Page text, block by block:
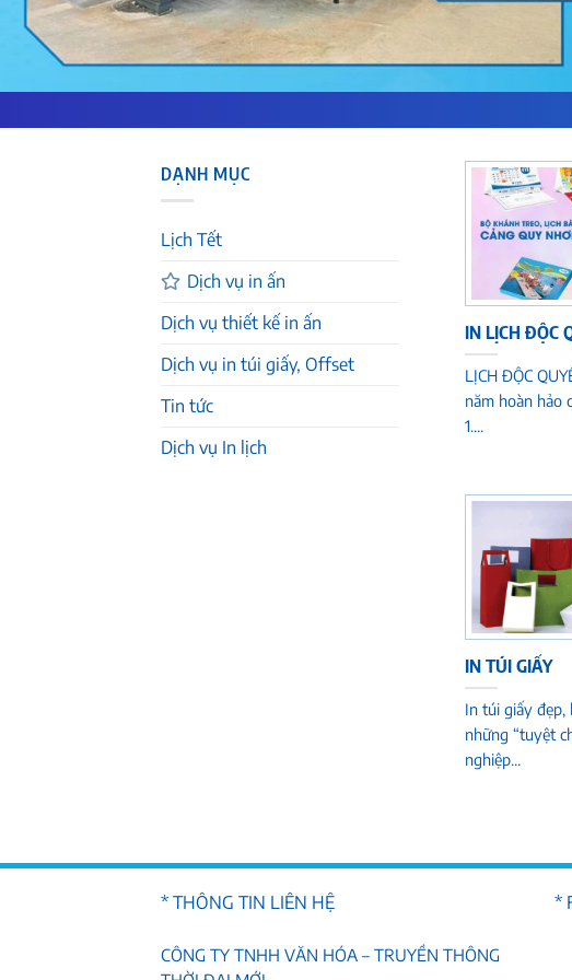
DẠNH MỤC
Lịch Tết
Dịch vụ in ấn
Dịch vụ thiết kế in ấn
Dịch vụ in túi giấy, Offset
Tin tức
Dịch vụ In lịch
IN LỊCH ĐỘC
LỊCH ĐỘC
năm hoàn hảo
1....
IN TÚI GIẤY
In túi giấy
những “tuyệt
nghiệp...
* THÔNG TIN LIÊN HỆ *
CÔNG TY TNHH VĂN HÓA – TRUYỀN THÔNG